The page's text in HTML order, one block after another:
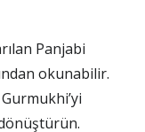
Panjabi
okunabilir.